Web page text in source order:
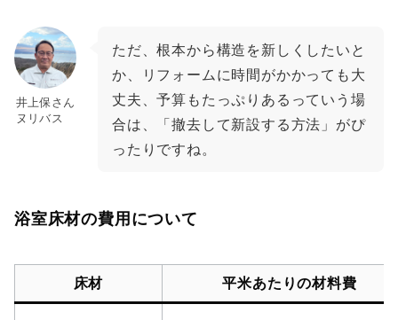
井上保さん
ヌリバス
ただ、根本から構造を新しくしたいと
か、リフォームに時間がかかっても大
丈夫、予算もたっぷりあるっていう場
合は、「撤去して新設する方法」がぴ
ったりですね。
浴室床材の費用について
床材 平米あたりの材料費